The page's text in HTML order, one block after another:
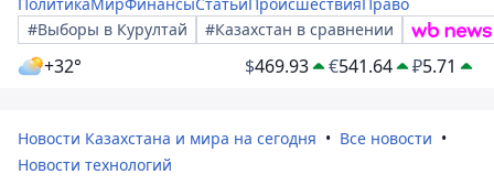
#Выборы в Курултай
#Казахстан в сравнении
+32° $469.93 €541.64 ₽5.71
Новости Казахстана и мира на сегодня
Все новости
Новости технологий